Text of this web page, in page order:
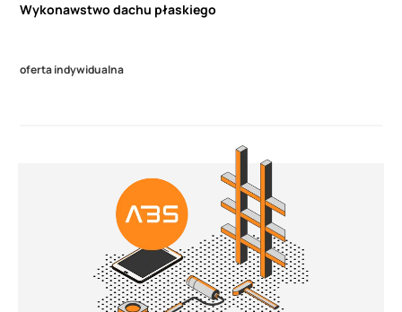
Wykonawstwo dachu płaskiego
oferta indywidualna